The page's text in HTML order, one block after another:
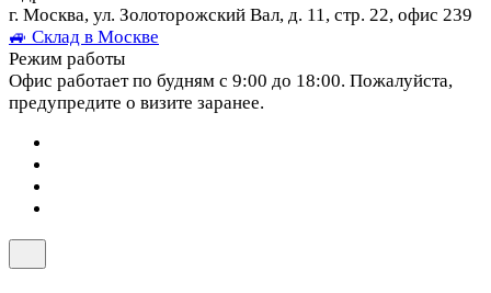
г. Москва, ул. Золоторожский Вал, д. 11, стр. 22, офис 239
🚙 Склад в Москве
Режим работы
Офис работает по будням с 9:00 до 18:00. Пожалуйста,
предупредите о визите заранее.